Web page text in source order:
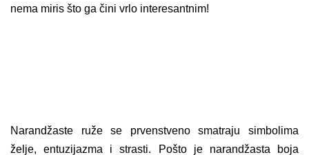
nema miris što ga čini vrlo interesantnim!
Narandžaste ruže se prvenstveno smatraju simbolima
želje, entuzijazma i strasti. Pošto je narandžasta boja